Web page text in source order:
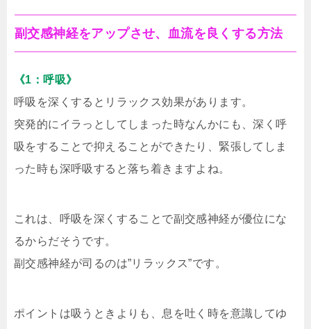
副交感神経をアップさせ、血流を良くする方法
《1：呼吸》
呼吸を深くするとリラックス効果があります。
突発的にイラっとしてしまった時なんかにも、深く呼
吸をすることで抑えることができたり、緊張してしま
った時も深呼吸すると落ち着きますよね。
これは、呼吸を深くすることで副交感神経が優位にな
るからだそうです。
副交感神経が司るのは”リラックス”です。
ポイントは吸うときよりも、息を吐く時を意識してゆ